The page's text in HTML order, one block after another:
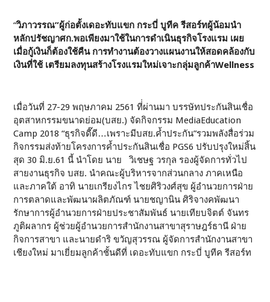
“วิภาวรรณ”ผู้ก่อตั้งเดอะทับแขก กระบี่ บูทีค รีสอร์ทผู้น้อมนำ
หลักปรัชญาศก.พอเพียงมาใช้ในการดำเนินธุรกิจโรงแรม เผย
เมื่อกู้เงินก็ต้องใช้คืน การทำงานต้องวางแผนงานให้สอดคล้องกับ
เงินที่ใช้ เตรียมลงทุนสร้างโรงแรมใหม่เจาะกลุ่มลูกค้าWellness
เมื่อวันที่ 27-29 พฤษภาคม 2561 ที่่ผ่านมา บรรษัทประกันสินเชื่อ
อุตสาหกรรมขนาดย่อม(บสย.) จัดกิจกรรม MediaEducation
Camp 2018 “ธุรกิจดี๊ดี…เพราะมีบสย.ค้ำประกัน”รวมพลังสื่อร่วม
กิจกรรมส่งท้ายโครงการค้ำประกันสินเชื่อ PGS6 ปรับปรุงใหม่สิ้น
สุด 30 มิ.ย.61 นี้ นำโดย นาย วิเชษฐ วรกุล รองผู้จัดการทั่วไป
สายงานธุรกิจ บสย. นำคณะผู้บริหารจากส่วนกลาง ภาคเหนือ
และภาคใต้ อาทิ นายเกรียงไกร ไชยศิริวงศ์สุข ผู้อำนวยการฝ่าย
การตลาดและพัฒนาผลิตภัณฑ์ นายชญานิน ศิริจางคพัฒนา
รักษาการผู้อำนวยการฝ่ายประชาสัมพันธ์ นายเทียบจิตต์ จันทร
ภูติผลากร ผู้ช่วยผู้อำนวยการสำนักงานสาขาสุราษฎร์ธานี ฝ่าย
กิจการสาขา และนายดำริ ขวัญสุวรรณ ผู้จัดการสำนักงานสาขา
เชียงใหม่ มาเยี่ยมลูกค้าชั้นดีที่ เดอะทับแขก กระบี่ บูทีค รีสอร์ท